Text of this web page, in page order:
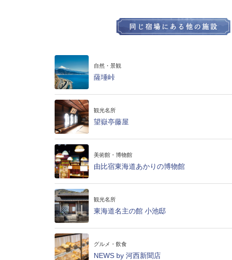
自然・景観
薩埵峠
観光名所
望嶽亭藤屋
美術館・博物館
由比宿東海道あかりの博物館
観光名所
東海道名主の館 小池邸
グルメ・飲食
NEWS by 河西新聞店